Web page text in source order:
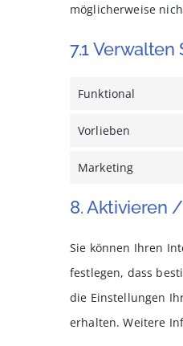
möglicherweise
7.1
Funktional
Vorlieben
Marketing
8. Aktivieren
Sie können Ihren
festlegen, dass
die Einstellungen
erhalten. Weitere